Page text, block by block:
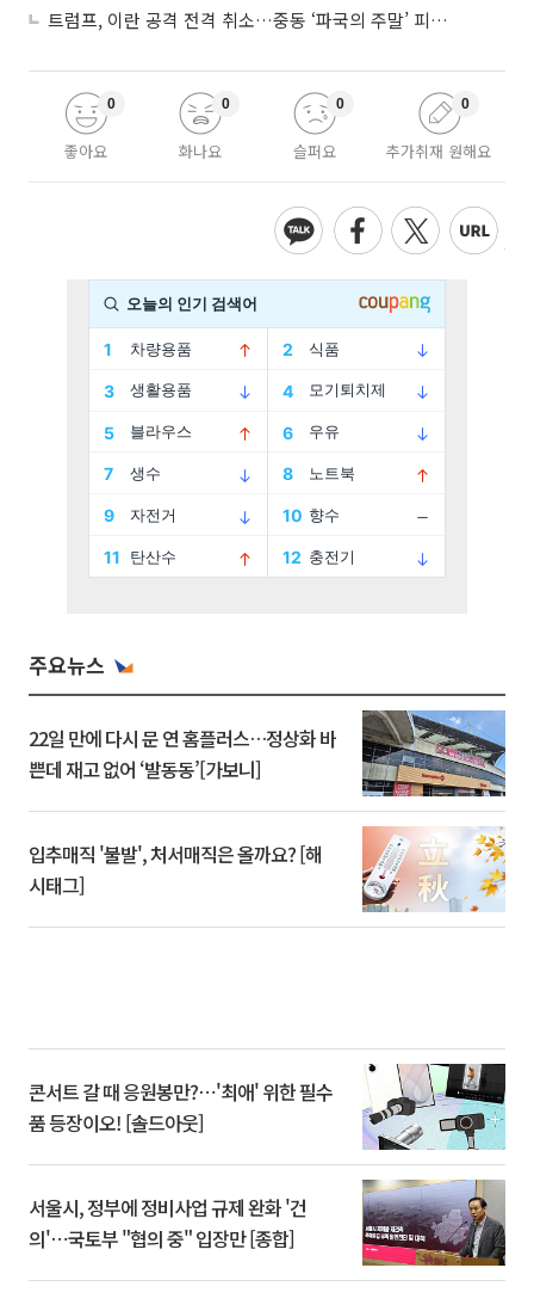
트럼프, 이란 공격 전격 취소…중동 ‘파국의 주말’ 피했다
좋아요
0
화나요
0
슬퍼요
0
추가취재 원해요
0
주요뉴스
22일 만에 다시 문 연 홈플러스…정상화 바
쁜데 재고 없어 ‘발동동’[가보니]
입추매직 '불발', 처서매직은 올까요? [해
시태그]
콘서트 갈 때 응원봉만?⋯'최애' 위한 필수
품 등장이오! [솔드아웃]
서울시, 정부에 정비사업 규제 완화 '건
의'⋯국토부 "협의 중" 입장만 [종합]